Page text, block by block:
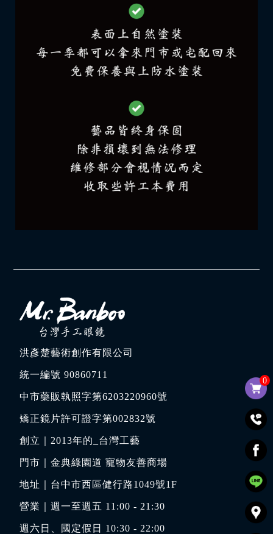
0
洪彥楚藝術創作有限公司
統一編號 90860711
中市藥販執照字第6203220960號
矯正鏡片許可證字第002832號
創立｜ 2013年的_台灣工藝
門市｜金典綠園道 寵物友善商場
地址｜ 台中市西區健行路1049號1F
營業｜週一至週五 11:00 - 21:30
週六日、國定假日 10:30 - 22:00